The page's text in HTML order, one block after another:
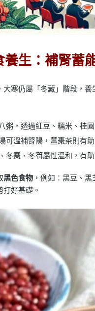
養生：補腎蓄
大寒仍屬「冬藏」階段，養
粥，透過紅豆、糯米、桂
可溫補腎陽，薑棗茶則有
冬棗、冬筍屬性溫和，有
黑色食物，例如：黑豆、黑
好基礎。